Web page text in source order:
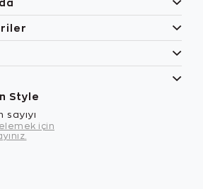
Style
sayıyı
için